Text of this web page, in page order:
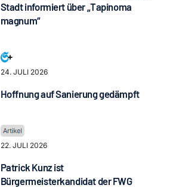
Stadt informiert über „Tapinoma
magnum“
24. JULI 2026
Hoffnung auf Sanierung gedämpft
22. JULI 2026
Patrick Kunz ist
Bürgermeisterkandidat der FWG